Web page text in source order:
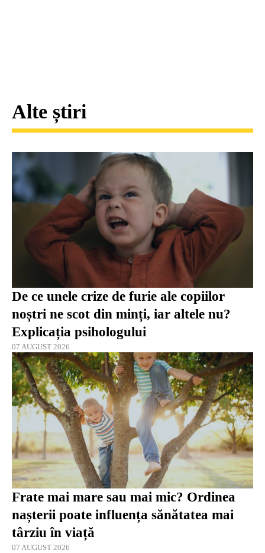
Alte știri
De ce unele crize de furie ale copiilor
noștri ne scot din minți, iar altele nu?
Explicația psihologului
07 AUGUST 2026
Frate mai mare sau mai mic? Ordinea
nașterii poate influența sănătatea mai
târziu în viață
07 AUGUST 2026